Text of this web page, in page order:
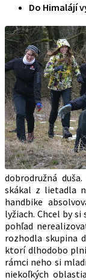
Do Himalájí
dobrodružná
skákal z lietadla
handbike
lyžiach. Chcel by
pohľad
rozhodla skupina
ktorí dlhodobo
rámci neho si
niekoľkých